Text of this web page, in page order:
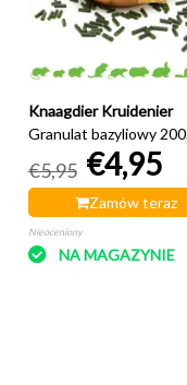
Knaagdier Kruidenier
Granulat bazyliowy 200
€5,95 €4,95
Zamów teraz
Nieoceniony
NA MAGAZYNIE